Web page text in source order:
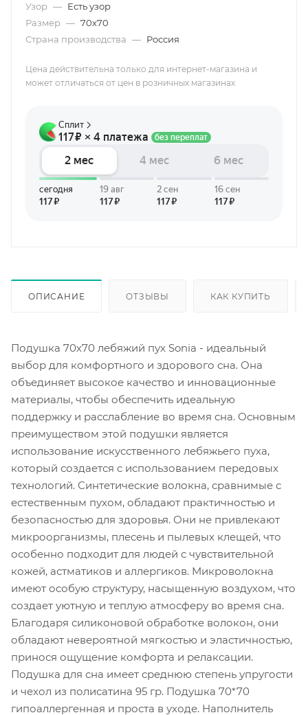
Узор — Есть узор
Размер — 70х70
Страна производства — Россия
Цена действительна только для интернет-магазина и
может отличаться от цен в розничных магазинах
ОПИСАНИЕ ОТЗЫВЫ КАК КУПИТЬ
Подушка 70х70 лебяжий пух Sonia - идеальный
выбор для комфортного и здорового сна. Она
объединяет высокое качество и инновационные
материалы, чтобы обеспечить идеальную
поддержку и расслабление во время сна. Основным
преимуществом этой подушки является
использование искусственного лебяжьего пуха,
который создается с использованием передовых
технологий. Синтетические волокна, сравнимые с
естественным пухом, обладают практичностью и
безопасностью для здоровья. Они не привлекают
микроорганизмы, плесень и пылевых клещей, что
особенно подходит для людей с чувствительной
кожей, астматиков и аллергиков. Микроволокна
имеют особую структуру, насыщенную воздухом, что
создает уютную и теплую атмосферу во время сна.
Благодаря силиконовой обработке волокон, они
обладают невероятной мягкостью и эластичностью,
принося ощущение комфорта и релаксации.
Подушка для сна имеет среднюю степень упругости
и чехол из полисатина 95 гр. Подушка 70*70
гипоаллергенная и проста в уходе. Наполнитель